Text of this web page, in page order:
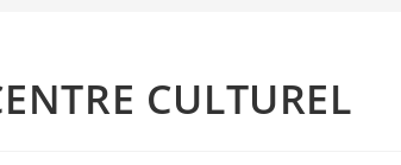
CULTUREL